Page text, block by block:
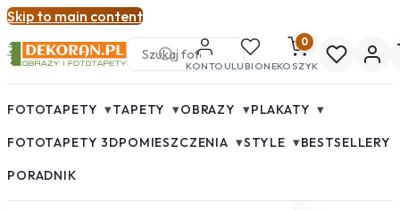
Skip to main content
KONTOULUBIONE
0
KOSZYK
FOTOTAPETY ▾TAPETY ▾OBRAZY ▾PLAKATY ▾
FOTOTAPETY 3DPOMIESZCZENIA ▾STYLE ▾BESTSELLERY
PORADNIK